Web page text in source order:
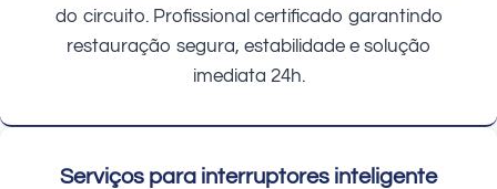
do circuito. Profissional certificado garantindo
restauração segura, estabilidade e solução
imediata 24h.
Serviços para interruptores inteligente